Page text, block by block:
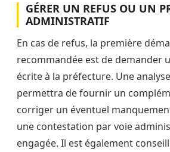
GÉRER UN REFUS OU UN
ADMINISTRATIF
En cas de refus, la première
recommandée est de demander
écrite à la préfecture. Une
permettra de fournir un
corriger un éventuel
une contestation par voie
engagée. Il est également